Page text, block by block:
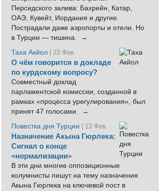
Персидского залива: Бахрейн, Катар,
ОАЭ, Кувейт, Иордания и другие.
Пострадали даже аэропорты и отели. Но
в Турции — тишина. →
Таха Акйол | 23 Фев.
О чём говорится в докладе
по курдскому вопросу?
Совместный доклад
парламентской комиссии, созданной в
рамках «процесса урегулирования», был
принят 47 голосами. →
Повестка дня Турции
| 13 Фев.
Назначение Акына Гюрлека:
Сигнал о конце
«нормализации»
В эти дни многие оппозиционные
колумнисты пишут на тему назначения
Акына Гюрлека на ключевой пост в